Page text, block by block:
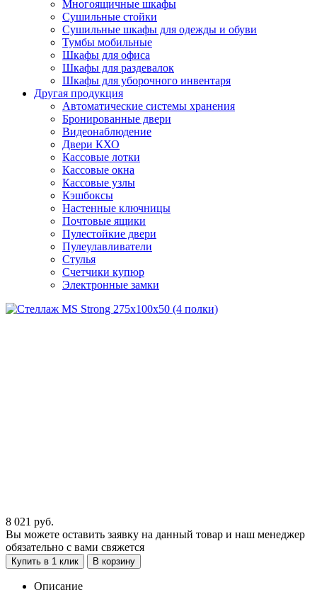
Многоящичные шкафы
Сушильные стойки
Сушильные шкафы для одежды и обуви
Тумбы мобильные
Шкафы для офиса
Шкафы для раздевалок
Шкафы для уборочного инвентаря
Другая продукция
Автоматические системы хранения
Бронированные двери
Видеонаблюдение
Двери КХО
Кассовые лотки
Кассовые окна
Кассовые узлы
Кэшбоксы
Настенные ключницы
Почтовые ящики
Пулестойкие двери
Пулеулавливатели
Стулья
Счетчики купюр
Электронные замки
8 021 руб.
Вы можете оставить заявку на данный товар и наш менеджер
обязательно с вами свяжется
Купить в 1 клик В корзину
Описание